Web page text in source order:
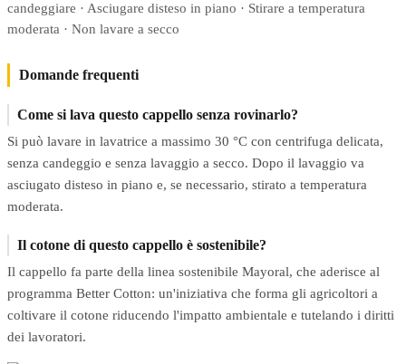
candeggiare · Asciugare disteso in piano · Stirare a temperatura
moderata · Non lavare a secco
Domande frequenti
Come si lava questo cappello senza rovinarlo?
Si può lavare in lavatrice a massimo 30 °C con centrifuga delicata,
senza candeggio e senza lavaggio a secco. Dopo il lavaggio va
asciugato disteso in piano e, se necessario, stirato a temperatura
moderata.
Il cotone di questo cappello è sostenibile?
Il cappello fa parte della linea sostenibile Mayoral, che aderisce al
programma Better Cotton: un'iniziativa che forma gli agricoltori a
coltivare il cotone riducendo l'impatto ambientale e tutelando i diritti
dei lavoratori.